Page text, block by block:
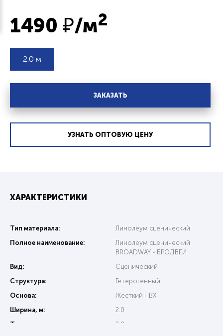
1490 ₽/м2
2.0 м
ЗАКАЗАТЬ
УЗНАТЬ ОПТОВУЮ ЦЕНУ
ХАРАКТЕРИСТИКИ
Тип материала:
Линолеум сценический
Полное наименование:
Линолеум сценический
BROADWAY - БРОДВЕЙ
Вид:
Сценический
Структура:
Гетерогенный
Основа:
Жесткий ПВХ
Ширина, м:
2.0
Толщина, мм:
2.0